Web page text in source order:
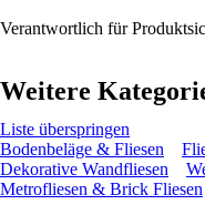
Verantwortlich für
Weitere
Liste überspringen
Bodenbeläge & Fliesen
Dekorative Wandfliesen
Metrofliesen & Brick Fliesen